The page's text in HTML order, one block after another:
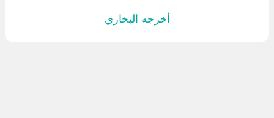
أخرجه البخاري